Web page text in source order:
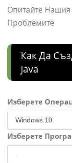
Опитайте
Проблемите
Как Да
Java
Изберете
Изберете